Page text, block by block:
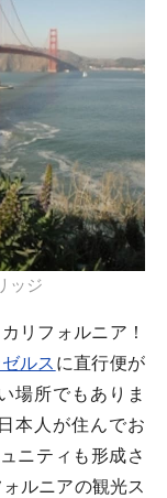
ッジ
リフォルニア！
ルス に直行便が
場所でもありま
本人が住んでお
ニティも形成さ
ルニアの観光ス